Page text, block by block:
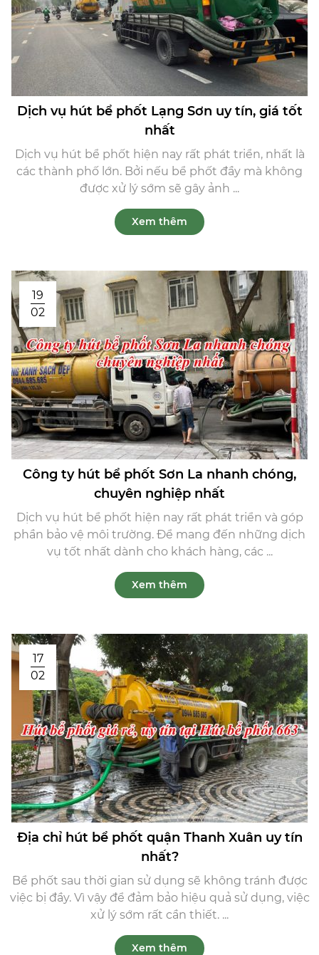
Dịch vụ hút bể phốt Lạng Sơn uy tín, giá tốt
nhất
Dịch vụ hút bể phốt hiện nay rất phát triển, nhất là
các thành phố lớn. Bởi nếu bể phốt đầy mà không
được xử lý sớm sẽ gây ảnh ...
Xem thêm
19
02
Công ty hút bể phốt Sơn La nhanh chóng,
chuyên nghiệp nhất
Dịch vụ hút bể phốt hiện nay rất phát triển và góp
phần bảo vệ môi trường. Để mang đến những dịch
vụ tốt nhất dành cho khách hàng, các ...
Xem thêm
17
02
Địa chỉ hút bể phốt quận Thanh Xuân uy tín
nhất?
Bể phốt sau thời gian sử dụng sẽ không tránh được
việc bị đầy. Vì vậy để đảm bảo hiệu quả sử dụng, việc
xử lý sớm rất cần thiết. ...
Xem thêm